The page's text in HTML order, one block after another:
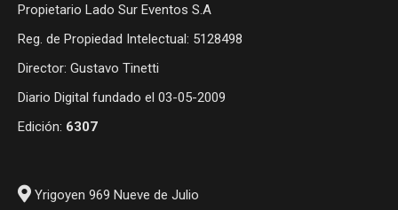
Propietario Lado Sur Eventos S.A
Reg. de Propiedad Intelectual: 5128498
Director: Gustavo Tinetti
Diario Digital fundado el 03-05-2009
Edición: 6307
Yrigoyen 969 Nueve de Julio